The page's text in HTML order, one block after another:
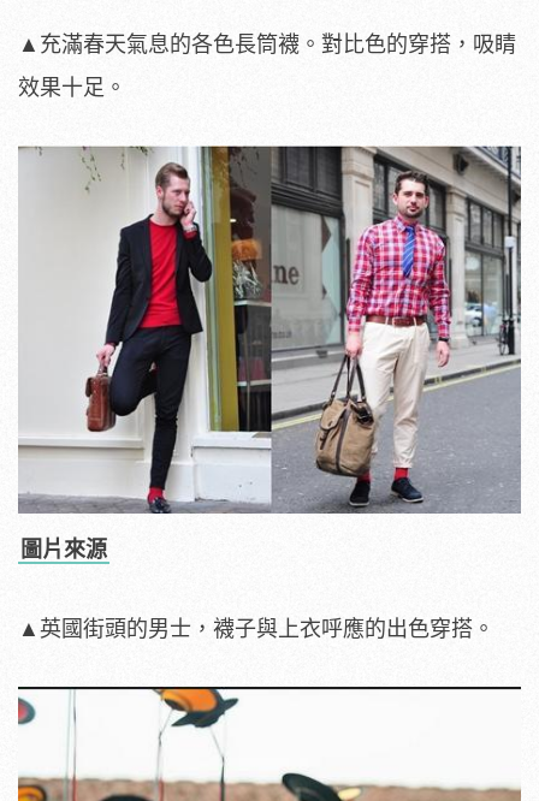
▲充滿春天氣息的各色長筒襪。對比色的穿搭，吸睛
效果十足。
圖片來源
▲英國街頭的男士，襪子與上衣呼應的出色穿搭。